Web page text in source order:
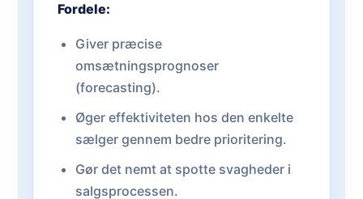
Fordele:
Giver præcise
omsætningsprognoser
(forecasting).
Øger effektiviteten hos den enkelte
sælger gennem bedre prioritering.
Gør det nemt at spotte svagheder i
salgsprocessen.